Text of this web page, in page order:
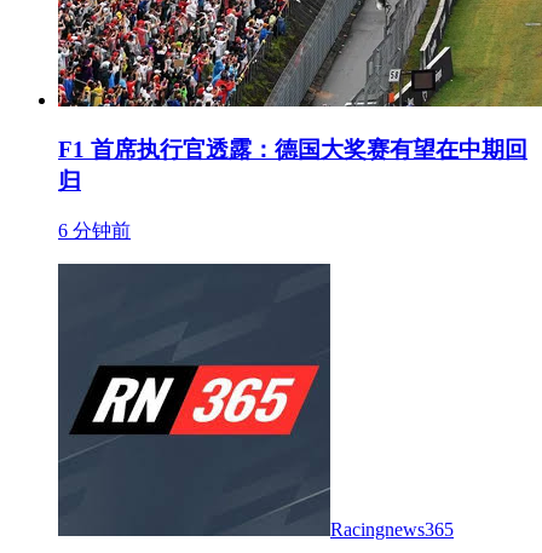
F1 首席执行官透露：德国大奖赛有望在中期回
归
6 分钟前
Racingnews365